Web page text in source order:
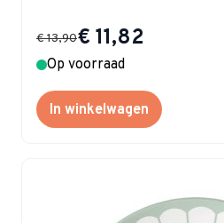
Special Price
€ 11,82
€ 13,90
Op voorraad
In winkelwagen